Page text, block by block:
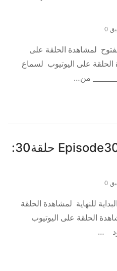
0
لمشاهدة الحلقة على
على اليوتيوب لسماع
من…
Episode30: Birth of a Savior حلقة30:
0
للنهاية لمشاهدة الحلقة
الحلقة على اليوتيوب
…